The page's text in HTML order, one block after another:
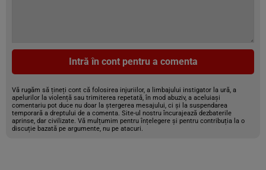
Intră în cont pentru a comenta
Vă rugăm să țineți cont că folosirea injuriilor, a limbajului instigator la ură, a
apelurilor la violență sau trimiterea repetată, în mod abuziv, a aceluiași
comentariu pot duce nu doar la ștergerea mesajului, ci și la suspendarea
temporară a dreptului de a comenta. Site-ul nostru încurajează dezbaterile
aprinse, dar civilizate. Vă mulțumim pentru înțelegere și pentru contribuția la o
discuție bazată pe argumente, nu pe atacuri.